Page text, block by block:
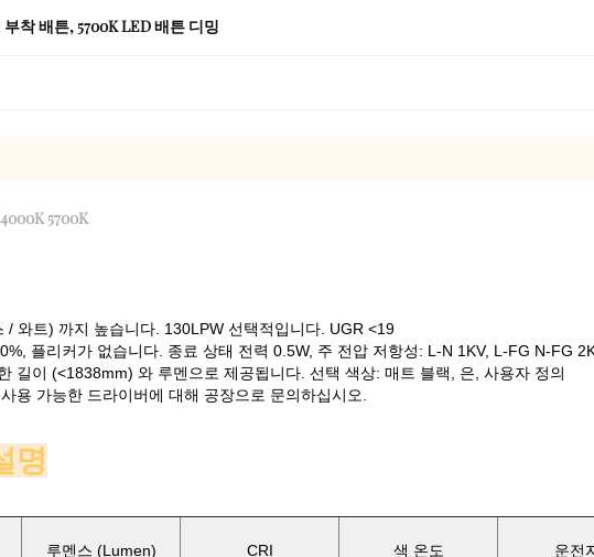
부착 배튼,5700K LED 배튼 디밍
5700K
와트) 까지 높습니다. 130LPW 선택적입니다. UGR <19
플리커가 없습니다. 종료 상태 전력 0.5W, 주 전압 저항성: L-N 1KV, L-FG N-FG
길이 (<1838mm) 와 루멘으로 제공됩니다. 선택 색상: 매트 블랙, 은, 사용자 정의
용 가능한 드라이버에 대해 공장으로 문의하십시오.
명
루멘스 (Lumen) CRI 색 온도 운전